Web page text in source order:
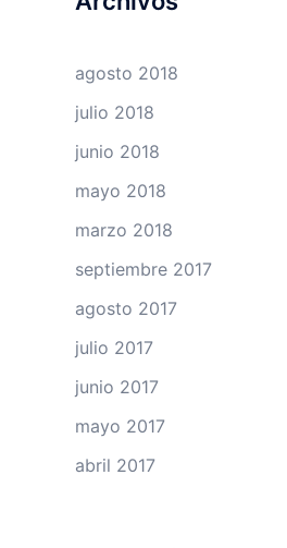
agosto 2018
julio 2018
junio 2018
mayo 2018
marzo 2018
septiembre 2017
agosto 2017
julio 2017
junio 2017
mayo 2017
abril 2017